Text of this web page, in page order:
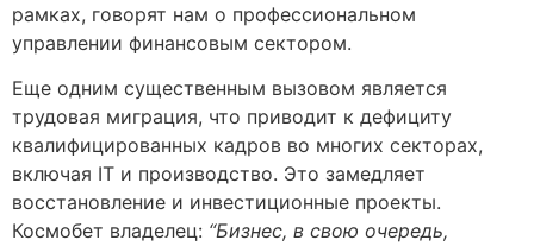
рамках, говорят нам о профессиональном
управлении финансовым сектором.
Еще одним существенным вызовом является
трудовая миграция, что приводит к дефициту
квалифицированных кадров во многих секторах,
включая IT и производство. Это замедляет
восстановление и инвестиционные проекты.
Космобет владелец: “Бизнес, в свою очередь,